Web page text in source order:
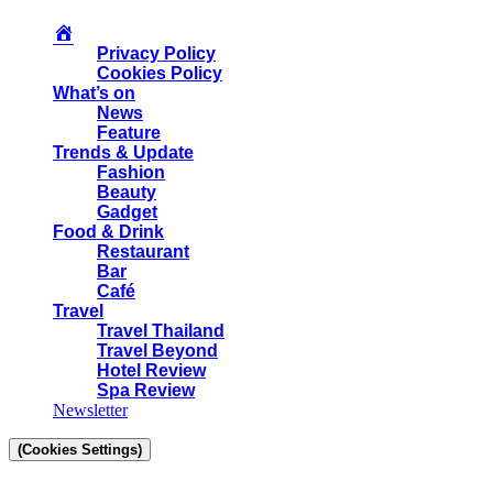
Privacy Policy
Cookies Policy
What’s on
News
Feature
Trends & Update
Fashion
Beauty
Gadget
Food & Drink
Restaurant
Bar
Café
Travel
Travel Thailand
Travel Beyond
Hotel Review
Spa Review
Newsletter
(Cookies Settings)